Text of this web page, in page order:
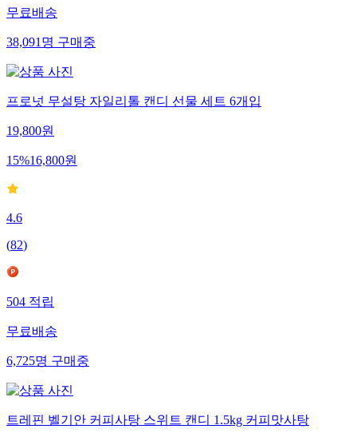
무료배송
38,091명구매중
프로넛 무설탕 자일리톨 캔디 선물 세트 6개입
19,800원
15%16,800원
4.6
(82)
504적립
무료배송
6,725명구매중
트레핀 벨기안 커피사탕 스위트 캔디 1.5kg 커피맛사탕